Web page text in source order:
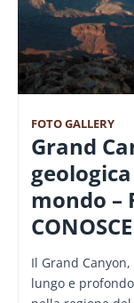
FOTO GALLERY
Grand
mondo –
Il Grand
lungo e